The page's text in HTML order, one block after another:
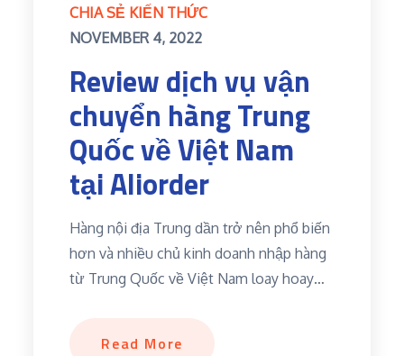
CHIA SẺ KIẾN THỨC
Posted
NOVEMBER 4, 2022
Review dịch vụ vận
chuyển hàng Trung
Quốc về Việt Nam
tại Aliorder
Hàng nội địa Trung dần trở nên phổ biến
hơn và nhiều chủ kinh doanh nhập hàng
từ Trung Quốc về Việt Nam loay hoay…
Read More